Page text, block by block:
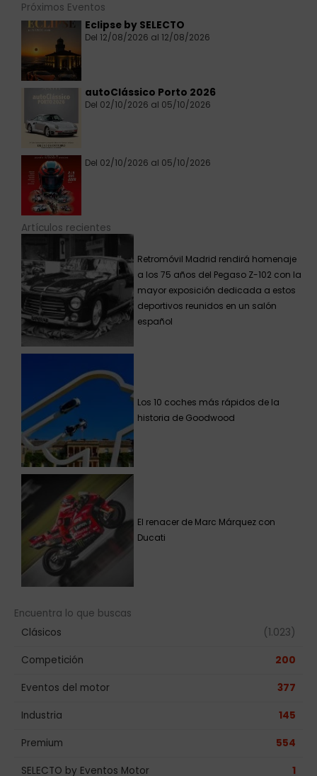
Próximos Eventos
Eclipse by SELECTO
Del 12/08/2026 al 12/08/2026
autoClássico Porto 2026
Del 02/10/2026 al 05/10/2026
Del 02/10/2026 al 05/10/2026
Artículos recientes
Retromóvil Madrid rendirá homenaje
a los 75 años del Pegaso Z-102 con la
mayor exposición dedicada a estos
deportivos reunidos en un salón
español
Los 10 coches más rápidos de la
historia de Goodwood
El renacer de Marc Márquez con
Ducati
Encuentra lo que buscas
Clásicos
(1.023)
Competición 200
Eventos del motor 377
Industria 145
Premium 554
SELECTO by Eventos Motor 1